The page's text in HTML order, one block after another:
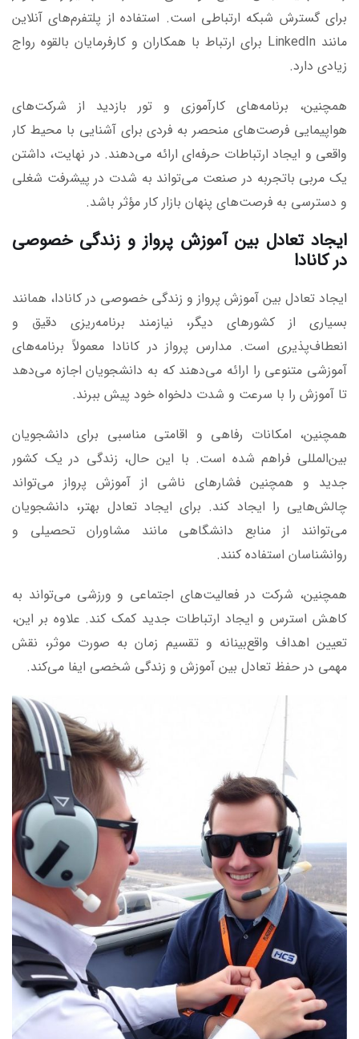
برای گسترش شبکه ارتباطی است. استفاده از پلتفرم‌های آنلاین
مانند LinkedIn برای ارتباط با همکاران و کارفرمایان بالقوه رواج
زیادی دارد.
همچنین، برنامه‌های کارآموزی و تور بازدید از شرکت‌های
هواپیمایی فرصت‌های منحصر به فردی برای آشنایی با محیط کار
واقعی و ایجاد ارتباطات حرفه‌ای ارائه می‌دهند. در نهایت، داشتن
یک مربی باتجربه در صنعت می‌تواند به شدت در پیشرفت شغلی
و دسترسی به فرصت‌های پنهان بازار کار مؤثر باشد.
ایجاد تعادل بین آموزش پرواز و زندگی خصوصی
در کانادا
ایجاد تعادل بین آموزش پرواز و زندگی خصوصی در کانادا، همانند
بسیاری از کشورهای دیگر، نیازمند برنامه‌ریزی دقیق و
انعطاف‌پذیری است. مدارس پرواز در کانادا معمولاً برنامه‌های
آموزشی متنوعی را ارائه می‌دهند که به دانشجویان اجازه می‌دهد
تا آموزش را با سرعت و شدت دلخواه خود پیش ببرند.
همچنین، امکانات رفاهی و اقامتی مناسبی برای دانشجویان
بین‌المللی فراهم شده است. با این حال، زندگی در یک کشور
جدید و همچنین فشارهای ناشی از آموزش پرواز می‌تواند
چالش‌هایی را ایجاد کند. برای ایجاد تعادل بهتر، دانشجویان
می‌توانند از منابع دانشگاهی مانند مشاوران تحصیلی و
روانشناسان استفاده کنند.
همچنین، شرکت در فعالیت‌های اجتماعی و ورزشی می‌تواند به
کاهش استرس و ایجاد ارتباطات جدید کمک کند. علاوه بر این،
تعیین اهداف واقع‌بینانه و تقسیم زمان به صورت موثر، نقش
مهمی در حفظ تعادل بین آموزش و زندگی شخصی ایفا می‌کند.